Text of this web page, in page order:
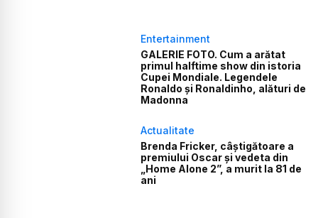
Entertainment
GALERIE FOTO. Cum a arătat
primul halftime show din istoria
Cupei Mondiale. Legendele
Ronaldo și Ronaldinho, alături de
Madonna
Actualitate
Brenda Fricker, câștigătoare a
premiului Oscar și vedeta din
„Home Alone 2”, a murit la 81 de
ani